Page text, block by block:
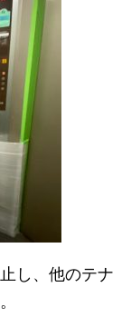
し、他のテナ